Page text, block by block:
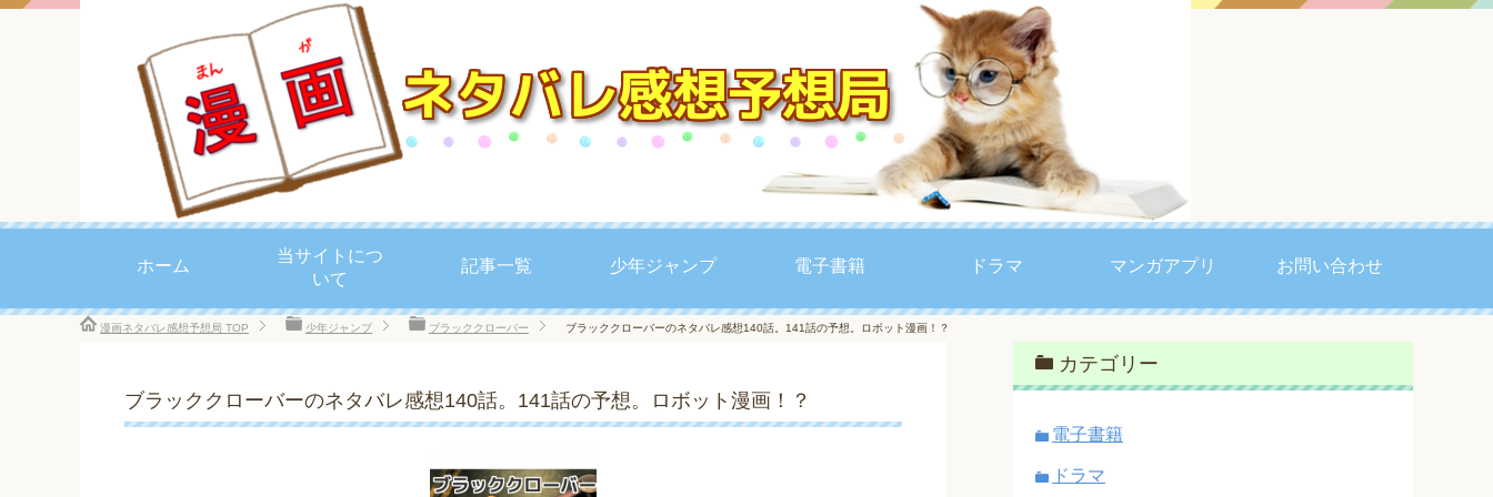
ホーム
当サイトにつ
いて
記事一覧 少年ジャンプ 電子書籍 ドラマ マンガアプリ お問い合わせ
漫画ネタバレ感想予想局 TOP 少年ジャンプ ブラッククローバー ブラッククローバーのネタバレ感想140話。141話の予想。ロボット漫画！？
ブラッククローバーのネタバレ感想140話。141話の予想。ロボット漫画！？
カテゴリー
電子書籍
ドラマ